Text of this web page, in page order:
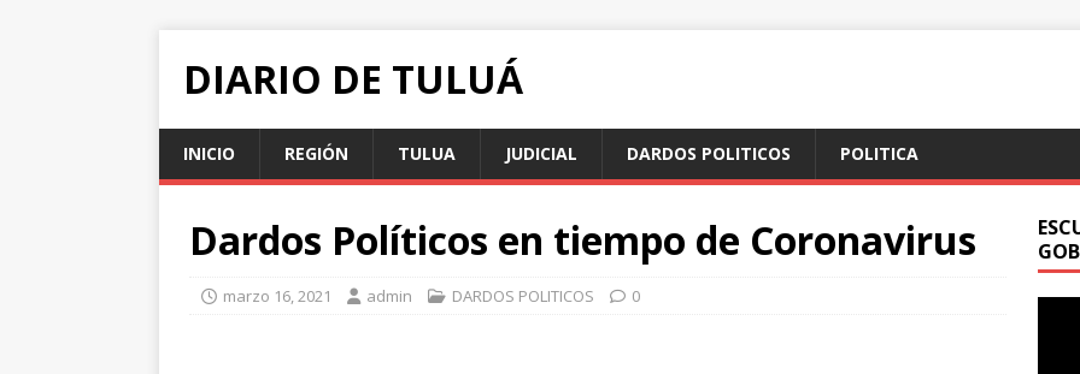
DIARIO DE TULUÁ
INICIO REGIÓN TULUA JUDICIAL DARDOS POLITICOS POLITICA
Dardos Políticos en tiempo de Coronavirus
marzo 16, 2021 admin DARDOS POLITICOS 0